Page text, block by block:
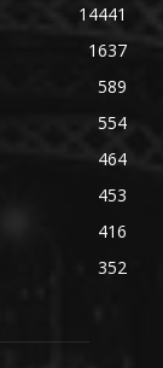
14441
1637
589
554
464
453
416
352